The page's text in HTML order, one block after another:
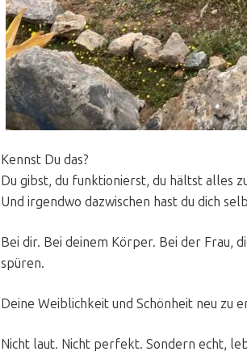
Kennst Du das?
Du gibst, du funktionierst, du hältst alles
Und irgendwo dazwischen hast du dich
Bei dir. Bei deinem Körper. Bei der Frau,
spüren.
Deine Weiblichkeit und Schönheit neu zu
Nicht laut. Nicht perfekt. Sondern echt,